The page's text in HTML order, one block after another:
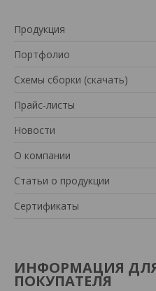
Продукция
Портфолио
Схемы сборки (скачать)
Прайс-листы
Новости
О компании
Статьи о продукции
Сертификаты
ИНФОРМАЦИЯ
ПОКУПАТЕЛЯ